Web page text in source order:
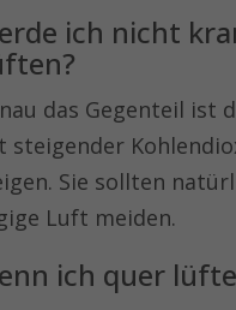
ich nicht
das Gegenteil ist
steigender
Sie sollten
Luft meiden.
ich quer